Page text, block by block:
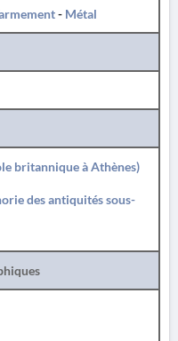
- Métal
britannique à Athènes)
des antiquités sous-